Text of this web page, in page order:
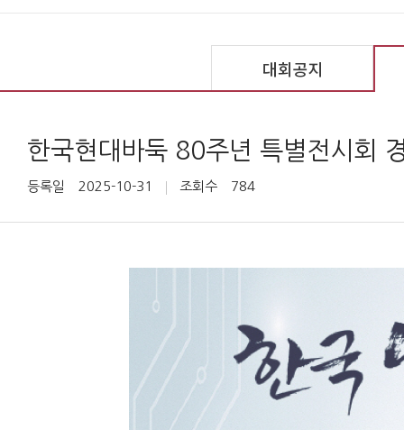
대회공지
한국현대바둑 80주년 특별전시회
등록일 2025-10-31 조회수 784